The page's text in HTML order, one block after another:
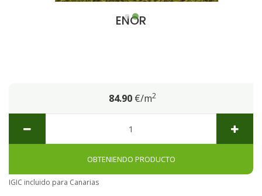
ENOR
84.90 €/m2
OBTENIENDO PRODUCTO
IGIC incluido para Canarias